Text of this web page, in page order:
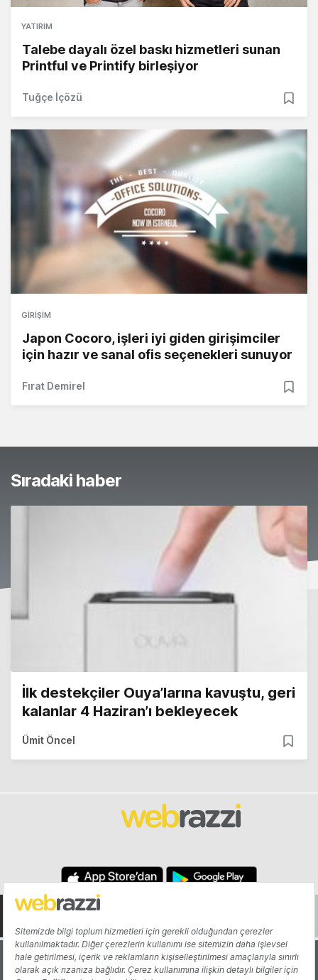
YATIRIM
Talebe dayalı özel baskı hizmetleri sunan
Printful ve Printify birleşiyor
Tuğçe İçözü
GIRIŞIM
Japon Cocoro, işleri iyi giden girişimciler
için hazır ve sanal ofis seçenekleri sunuyor
Fırat Demirel
Sıradaki haber
İlk destekçiler Ouya’larına kavuştu, geri
kalanlar 4 Haziran’ı bekleyecek
Ümit Öncel
Hakkında Yazarlar